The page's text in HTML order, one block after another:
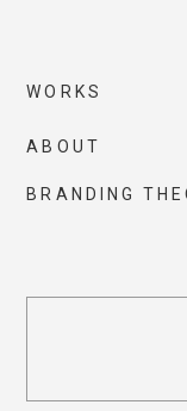
WORKS
ABOUT
BRANDING